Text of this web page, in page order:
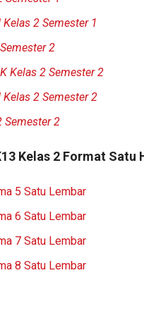
2 Semester 1
2
Kelas 2 Semester 2
2 Semester 2
Semester 2
Kelas 2 Format Satu
5 Satu Lembar
6 Satu Lembar
7 Satu Lembar
8 Satu Lembar